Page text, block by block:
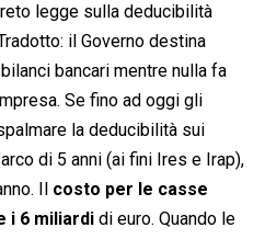
legge sulla deducibilità
il Governo destina
bancari mentre nulla fa
Se fino ad oggi gli
la deducibilità sui
di 5 anni (ai fini Ires e Irap),
Il costo per le casse
i 6 miliardi di euro. Quando le